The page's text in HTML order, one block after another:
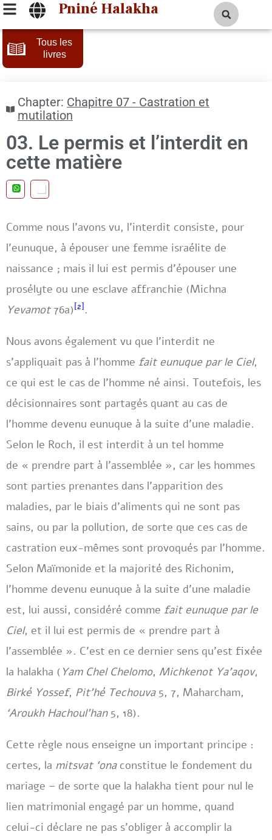
Pniné Halakha
Tous les
livres
Chapter: Chapitre 07 - Castration et
mutilation
03. Le permis et l’interdit en
cette matière
Comme nous l’avons vu, l’interdit consiste, pour
l’eunuque, à épouser une femme israélite de
naissance ; mais il lui est permis d’épouser une
prosélyte ou une esclave affranchie (Michna
Yevamot76a) [2] .
Nous avons également vu que l’interdit ne
s’appliquait pas à l’homme fait eunuque par le Ciel,
ce qui est le cas de l’homme né ainsi. Toutefois, les
décisionnaires sont partagés quant au cas de
l’homme devenu eunuque à la suite d’une maladie.
Selon le Roch, il est interdit à un tel homme
de « prendre part à l’assemblée », car les hommes
sont parties prenantes dans l’apparition des
maladies, par le biais d’aliments qui ne sont pas
sains, ou par la pollution, de sorte que ces cas de
castration eux-mêmes sont provoqués par l’homme.
Selon Maïmonide et la majorité des Richonim,
l’homme devenu eunuque à la suite d’une maladie
est, lui aussi, considéré comme fait eunuque par le
Ciel, et il lui est permis de « prendre part à
l’assemblée ». C’est en ce dernier sens qu’est fixée
la halakha ( Yam Chel Chelomo, Michkenot Ya’aqov,
Birké Yossef, Pit’hé Techouva5, 7, Maharcham,
‘Aroukh Hachoul’han5, 18).
Cette règle nous enseigne un important principe :
certes, la mitsvat ‘ona constitue le fondement du
mariage – de sorte que la halakha tient pour nul le
lien matrimonial engagé par un homme, quand
celui-ci déclare ne pas s’obliger à accomplir la